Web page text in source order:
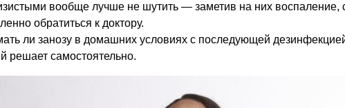
вообще лучше не шутить — заметив на них воспаление,
обратиться к доктору.
ли занозу в домашних условиях с последующей
решает самостоятельно.